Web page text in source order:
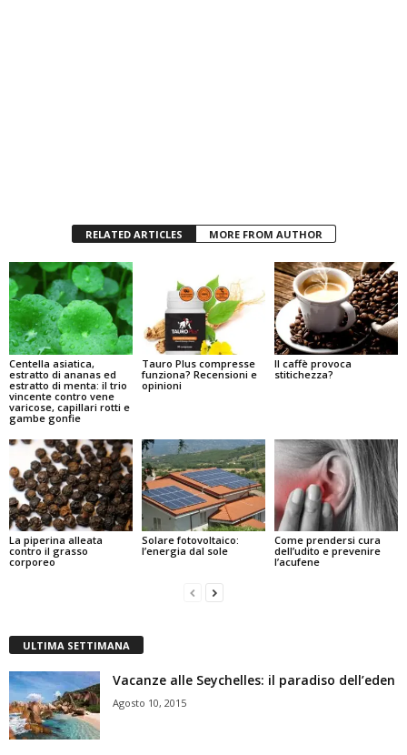
RELATED ARTICLES MORE FROM AUTHOR
Centella asiatica,
estratto di ananas ed
estratto di menta: il trio
vincente contro vene
varicose, capillari rotti e
gambe gonfie
Tauro Plus compresse
funziona? Recensioni e
opinioni
Il caffè provoca
stitichezza?
La piperina alleata
contro il grasso
corporeo
Solare fotovoltaico:
l’energia dal sole
Come prendersi cura
dell’udito e prevenire
l’acufene
ULTIMA SETTIMANA
Vacanze alle Seychelles: il paradiso dell’eden
Agosto 10, 2015